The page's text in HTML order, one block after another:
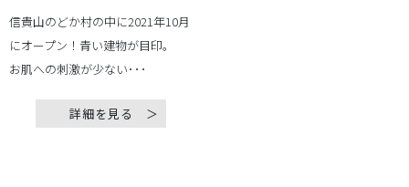
信貴山のどか村の中に2021年10月
にオープン！青い建物が目印。
お肌への刺激が少ない･･･
詳細を見る